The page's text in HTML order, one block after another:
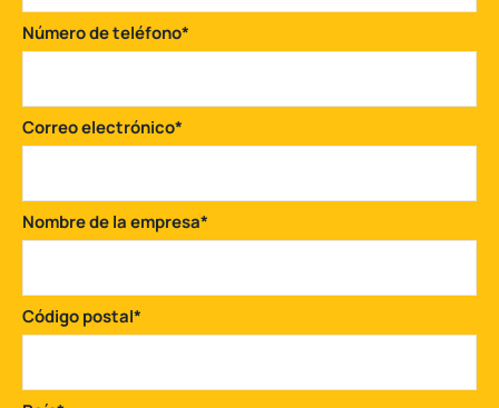
Número de teléfono*
Correo electrónico*
Nombre de la empresa*
Código postal*